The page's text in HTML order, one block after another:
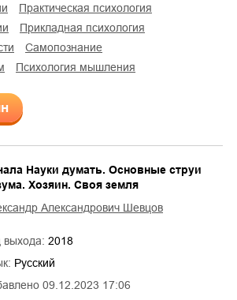
практическая психология
прикладная психология
самопознание
психология мышления
09.12.2023 17:06
Науки думать. Основные струи
Хозяин. Своя земля
Александрович Шевцов
выхода: 2018
Русский